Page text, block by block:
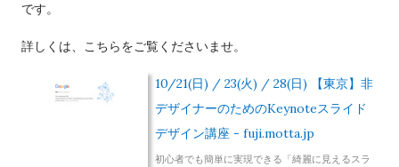
です。
詳しくは、こちらをご覧くださいませ。
10/21(日) / 23(火) / 28(日) 【東京】非
デザイナーのためのKeynoteスライド
デザイン講座 - fuji.motta.jp
初心者でも簡単に実現できる「綺麗に見えるスラ